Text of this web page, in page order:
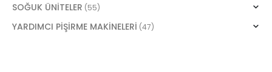
SOĞUK ÜNİTELER (55)
YARDIMCI PİŞİRME MAKİNELERİ (47)